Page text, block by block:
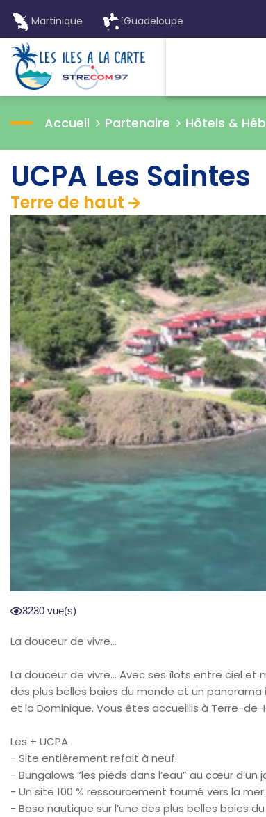
Martinique Guadeloupe
Accueil Partenaire Hôtels &
UCPA Les Saintes
Terre de haut
3230 vue(s)
La douceur de vivre…
La douceur de vivre... Avec ses îlots entre ciel et
des plus belles baies du monde et un
et la Dominique. Vous êtes accueillis à Terre-
Les + UCPA
- Site entièrement refait à neuf.
- Bungalows “les pieds dans l’eau” au cœur d’un
- Un site 100 % ressourcement tourné vers la mer.
- Base nautique sur l’une des plus belles baies